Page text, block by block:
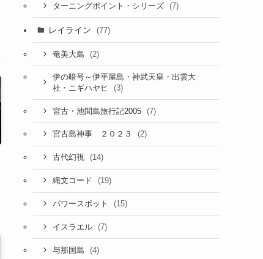
ターニングポイント・シリーズ (7)
レイライン (77)
奄美大島 (2)
伊の暗号～伊平屋島・神武天皇・出雲大
社・ニギハヤヒ
(3)
宮古・池間島旅行記2005 (7)
宮古島神事 ２０２３ (2)
古代幻視 (14)
縄文コード (19)
パワースポット (15)
イスラエル (7)
与那国島 (4)